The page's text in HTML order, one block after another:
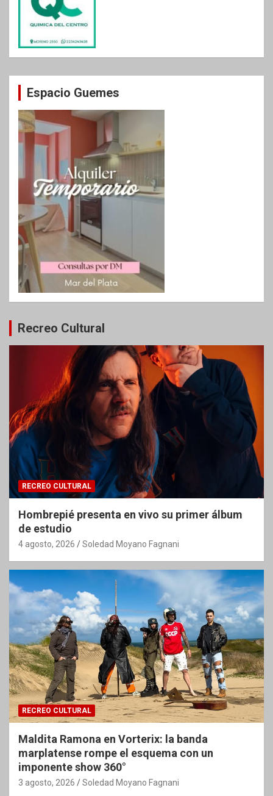
Espacio Guemes
Recreo Cultural
RECREO CULTURAL
Hombrepié presenta en vivo su primer álbum
de estudio
4 agosto, 2026 Soledad Moyano Fagnani
RECREO CULTURAL
Maldita Ramona en Vorterix: la banda
marplatense rompe el esquema con un
imponente show 360°
3 agosto, 2026 Soledad Moyano Fagnani